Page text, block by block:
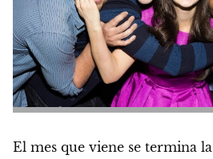
El mes que viene se termina la